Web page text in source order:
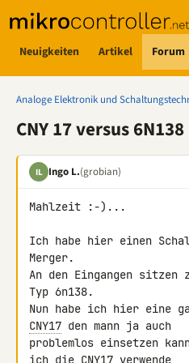
Neuigkeiten Artikel Forum
Analoge Elektronik und
CNY 17 versus 6N138
IL Ingo L.(grobian)
Mahlzeit :-)...
Ich habe hier einen
Merger.
An den Eingangen sitzen
Typ 6n138.
CNY17 den mann ja auch
problemlos einsetzen
ich die CNY17 verwende